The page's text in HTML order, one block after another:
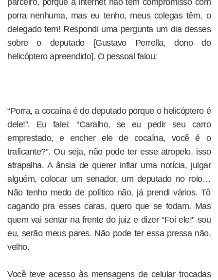
parceiro, porque a internet não tem compromisso com
porra nenhuma, mas eu tenho, meus colegas têm, o
delegado tem! Respondi uma pergunta um dia desses
sobre o deputado [Gustavo Perrella, dono do
helicóptero apreendido]. O pessoal falou:
“Porra, a cocaína é do deputado porque o helicóptero é
dele!”. Eu falei: “Caralho, se eu pedir seu carro
emprestado, e encher ele de cocaína, você é o
traficante?”. Ou seja, não pode ter esse atropelo, isso
atrapalha. A ânsia de querer inflar uma notícia, julgar
alguém, colocar um senador, um deputado no rolo…
Não tenho medo de político não, já prendi vários. Tô
cagando pra esses caras, quero que se fodam. Mas
quem vai sentar na frente do juiz e dizer “Foi ele!” sou
eu, serão meus pares. Não pode ter essa pressa não,
velho.
Você teve acesso às mensagens de celular trocadas